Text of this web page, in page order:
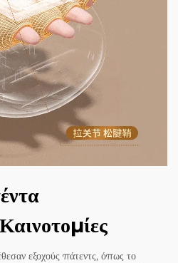
εξοχούς πάτεντς, όπως το